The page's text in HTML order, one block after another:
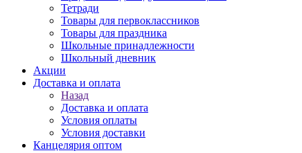
Тетради
Товары для первоклассников
Товары для праздника
Школьные принадлежности
Школьный дневник
Акции
Доставка и оплата
Назад
Доставка и оплата
Условия оплаты
Условия доставки
Канцелярия оптом